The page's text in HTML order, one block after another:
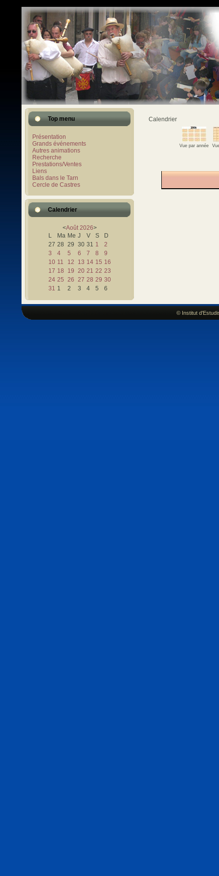
Top menu
Présentation
Grands événements
Autres animations
Recherche
Prestations/Ventes
Liens
Bals dans le Tarn
Cercle de Castres
Calendrier
<Août 2026>
L
Ma Me J V S
D
27 28 29 30 31 1
2
3
4 5 6 7 8
9
10 11 12 13 14 15 16
17 18 19 20 21 22 23
24 25 26 27 28 29 30
31 1 2 3 4 5 6
Calendrier
Vue par année
© Institut